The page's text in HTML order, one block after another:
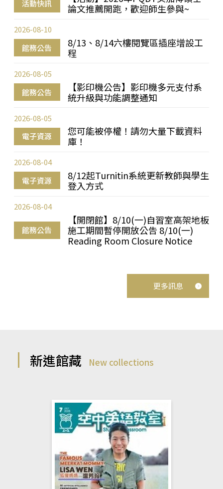
活動快訊
論文推薦開跑，歡迎師生參與~
館務公告
8/13、8/14六樓閱覽區插座增設工
程
2026-08-10
館務公告
【影印機公告】影印機多元支付系
統升級與功能調整通知
2026-08-05
電子資源
您可能被停權！請勿大量下載資料
庫！
2026-08-05
電子資源
8/12起Turnitin系統更新教師與學生
登入方式
2026-08-04
館務公告
【開閉館】8/10(一)自習室高架地板
施工期間暫停開放公告 8/10(一)
Reading Room Closure Notice
2026-08-04
更多訊息
新進館藏 New collections